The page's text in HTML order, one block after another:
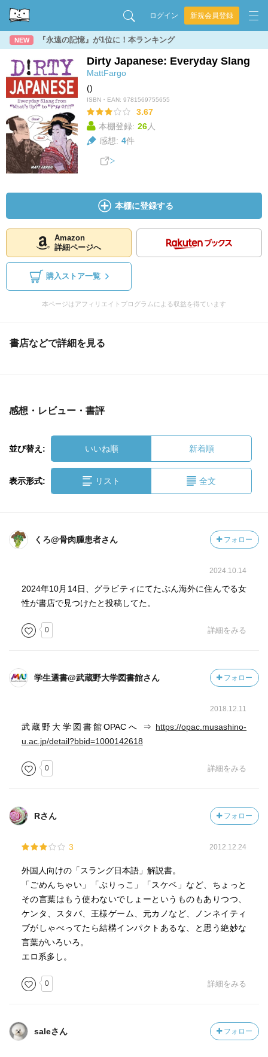
ログイン 新規会員登録
NEW 『永遠の記憶』が1位に！本ランキング
Dirty Japanese: Everyday Slang
MattFargo
()
ISBN・EAN: 9781569755655
3.67
本棚登録: 26人
感想: 4件
本棚に登録する
Amazon
詳細ページへ
購入ストア一覧
本ページはアフィリエイトプログラムによる収益を得ています
書店などで詳細を見る
感想・レビュー・書評
並び替え: いいね順 新着順
表示形式: リスト 全文
くろ@骨肉腫患者さん フォロー
2024.10.14
2024年10月14日、グラビティにてたぶん海外に住んでる女
性が書店で見つけたと投稿してた。
0 詳細をみる
学生選書@武蔵野大学図書館さん フォロー
2018.12.11
武蔵野大学図書館OPACへ ⇒ https://opac.musashino-
u.ac.jp/detail?bbid=1000142618
0 詳細をみる
Rさん フォロー
3 2012.12.24
外国人向けの「スラング日本語」解説書。
「ごめんちゃい」「ぶりっこ」「スケベ」など、ちょっと
その言葉はもう使わないでしょーというものもありつつ、
ケンタ、スタバ、王様ゲーム、元カノなど、ノンネイティ
ブがしゃべってたら結構インパクトあるな、と思う絶妙な
言葉がいろいろ。
エロ系多し。
0 詳細をみる
saleさん フォロー